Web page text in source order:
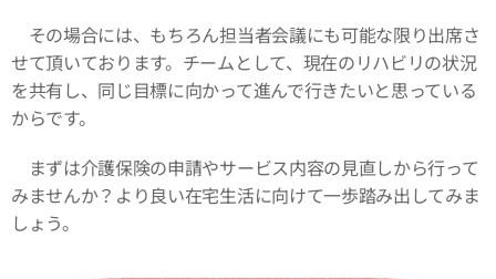
その場合には、もちろん担当者会議にも可能な限り出席さ
せて頂いております。チームとして、現在のリハビリの状況
を共有し、同じ目標に向かって進んで行きたいと思っている
からです。
まずは介護保険の申請やサービス内容の見直しから行って
みませんか？より良い在宅生活に向けて一歩踏み出してみま
しょう。